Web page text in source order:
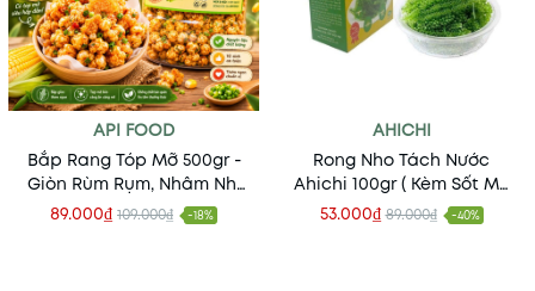
API FOOD
Bắp Rang Tóp Mỡ 500gr -
Giòn Rùm Rụm, Nhâm Nhi
Siêu Ngon
89.000₫ 109.000₫ -18%
AHICHI
Rong Nho Tách Nước
Ahichi 100gr ( Kèm Sốt Mè
Rang ) - Ăn Vặt Api Food
53.000₫ 89.000₫ -40%